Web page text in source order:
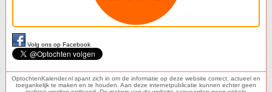
Volg ons op Facebook
OptochtenKalender.nl spant zich in om de informatie op deze website correct, actueel en
toegankelijk te maken en te houden. Aan deze internetpublicatie kunnen echter geen